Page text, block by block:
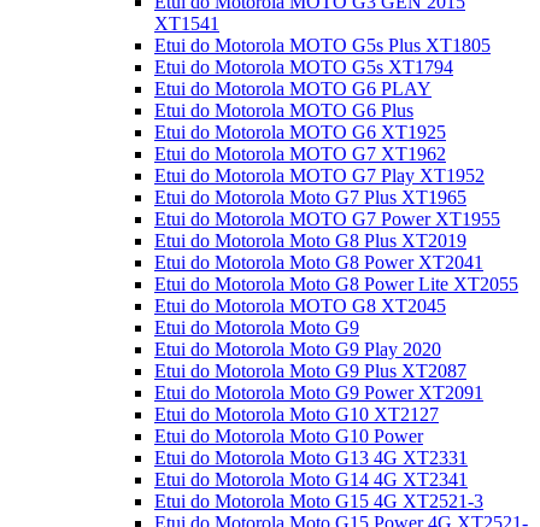
XT1541
Etui do Motorola MOTO G5s Plus XT1805
Etui do Motorola MOTO G5s XT1794
Etui do Motorola MOTO G6 PLAY
Etui do Motorola MOTO G6 Plus
Etui do Motorola MOTO G6 XT1925
Etui do Motorola MOTO G7 XT1962
Etui do Motorola MOTO G7 Play XT1952
Etui do Motorola Moto G7 Plus XT1965
Etui do Motorola MOTO G7 Power XT1955
Etui do Motorola Moto G8 Plus XT2019
Etui do Motorola Moto G8 Power XT2041
Etui do Motorola Moto G8 Power Lite XT2055
Etui do Motorola MOTO G8 XT2045
Etui do Motorola Moto G9
Etui do Motorola Moto G9 Play 2020
Etui do Motorola Moto G9 Plus XT2087
Etui do Motorola Moto G9 Power XT2091
Etui do Motorola Moto G10 XT2127
Etui do Motorola Moto G10 Power
Etui do Motorola Moto G13 4G XT2331
Etui do Motorola Moto G14 4G XT2341
Etui do Motorola Moto G15 4G XT2521-3
Etui do Motorola Moto G15 Power 4G XT2521-